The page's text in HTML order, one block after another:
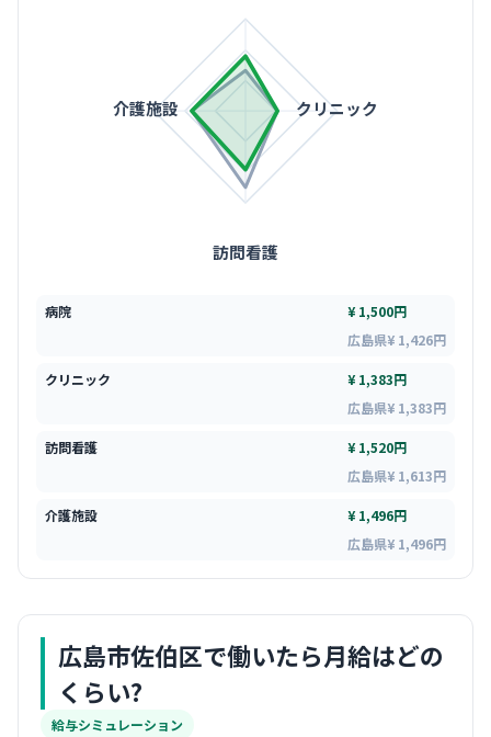
クリニック
訪問看護
介護施設
病院
¥ 1,500円
広島県¥ 1,426円
クリニック
¥ 1,383円
広島県¥ 1,383円
訪問看護
¥ 1,520円
広島県¥ 1,613円
介護施設
¥ 1,496円
広島県¥ 1,496円
広島市佐伯区で働いたら月給はどの
くらい?
給与シミュレーション